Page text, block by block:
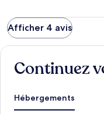
Afficher 4 avis
Continuez
Hébergements